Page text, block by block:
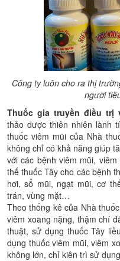
Công ty luôn cho ra thị
người
Thuốc gia truyền điều trị
thảo dược thiên nhiên lành
thuốc viêm mũi của Nhà
không chỉ có khả năng giúp
với các bệnh viêm mũi,
thế thuốc Tây cho các bệnh
hơi, sổ mũi, ngạt mũi, cơ
trán, vùng mặt…
Theo thống kê của Nhà
viêm xoang nặng, thậm chí
thuật, sử dụng thuốc Tây
dụng thuốc viêm mũi, viêm
không lớn, chỉ kiên trì sử